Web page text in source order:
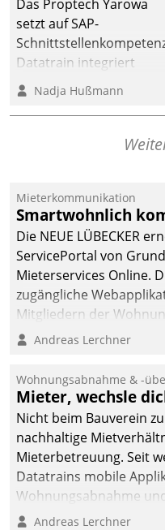
Dialogführung ermöglicht
dem externen
Serviceteam, Anrufe von
Mietenden zügiger und
effizienter zu bearbeiten.
Das Proptech Yarowa
setzt auf SAP-
Datatrain integriert
Yarowas Portal zur
Vergabe und Verwaltung
von Aufträgen der
deutscher
– und beschleunigt
den Weg vom
Mieteranliegen zum
Dienstleisterauftrag.
Nadja Hußmann
Mieterkommunikation
Smartwohnlich
Die NEUE LÜBECKER
ServicePortal von
Mieterservices Online.
zugängliche
Mitgliedern der
Kontaktaufnahme per
Andreas Lerchner
Wohnungsabnahme & -
Mieter, wechsle
Nicht beim Bauverein
nachhaltige
Mieterbetreuung. Seit
Datatrains mobile
Wohnungsabnahme
Mieter wohlgeordnet
Andreas Lerchner